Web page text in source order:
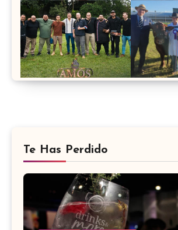
Te Has Perdido